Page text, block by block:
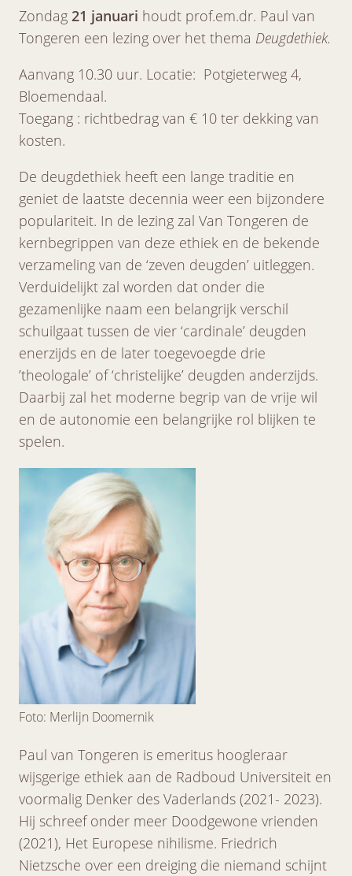
Zondag 21 januari houdt prof.em.dr. Paul van
Tongeren een lezing over het thema Deugdethiek.
Aanvang 10.30 uur. Locatie: Potgieterweg 4,
Bloemendaal.
Toegang : richtbedrag van € 10 ter dekking van
kosten.
De deugdethiek heeft een lange traditie en
geniet de laatste decennia weer een bijzondere
populariteit. In de lezing zal Van Tongeren de
kernbegrippen van deze ethiek en de bekende
verzameling van de ‘zeven deugden’ uitleggen.
Verduidelijkt zal worden dat onder die
gezamenlijke naam een belangrijk verschil
schuilgaat tussen de vier ‘cardinale’ deugden
enerzijds en de later toegevoegde drie
’theologale’ of ‘christelijke’ deugden anderzijds.
Daarbij zal het moderne begrip van de vrije wil
en de autonomie een belangrijke rol blijken te
spelen.
Foto: Merlijn Doomernik
Paul van Tongeren is emeritus hoogleraar
wijsgerige ethiek aan de Radboud Universiteit en
voormalig Denker des Vaderlands (2021- 2023).
Hij schreef onder meer Doodgewone vrienden
(2021), Het Europese nihilisme. Friedrich
Nietzsche over een dreiging die niemand schijnt